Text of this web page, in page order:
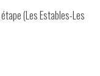
(Les Estables-Les